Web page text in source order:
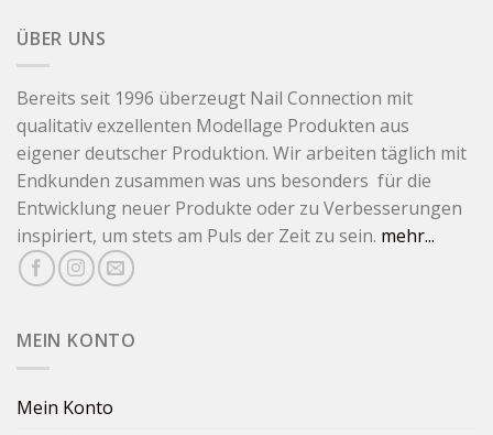
ÜBER UNS
Bereits seit 1996 überzeugt Nail Connection mit
qualitativ exzellenten Modellage Produkten aus
eigener deutscher Produktion. Wir arbeiten täglich mit
Endkunden zusammen was uns besonders für die
Entwicklung neuer Produkte oder zu Verbesserungen
inspiriert, um stets am Puls der Zeit zu sein. mehr...
MEIN KONTO
Mein Konto